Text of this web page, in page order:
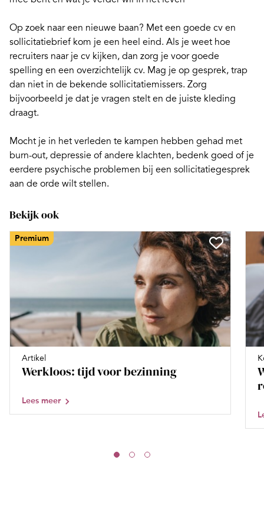
Op zoek naar een nieuwe baan? Met een goede cv en
sollicitatiebrief kom je een heel eind. Als je weet hoe
recruiters naar je cv kijken, dan zorg je voor goede
spelling en een overzichtelijk cv. Mag je op gesprek, trap
dan niet in de bekende sollicitatiemissers. Zorg
bijvoorbeeld je dat je vragen stelt en de juiste kleding
draagt.
Mocht je in het verleden te kampen hebben gehad met
burn-out, depressie of andere klachten, bedenk goed of je
eerdere psychische problemen bij een sollicitatiegesprek
aan de orde wilt stellen.
Bekijk ook
Premium
Artikel
Werkloos: tijd voor bezinning
Lees meer